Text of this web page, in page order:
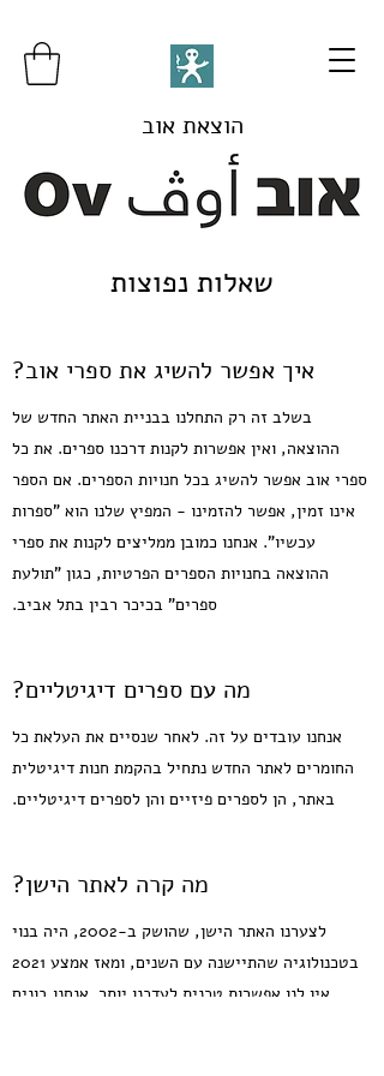
הוצאת אוב
שאלות נפוצות
איך אפשר להשיג את ספרי אוב?
בשלב זה רק התחלנו בבניית האתר החדש של
ההוצאה, ואין אפשרות לקנות דרכנו ספרים. את כל
ספרי אוב אפשר להשיג בכל חנויות הספרים. אם הספר
אינו זמין, אפשר להזמינו - המפיץ שלנו הוא "ספרות
עכשיו". אנחנו כמובן ממליצים לקנות את ספרי
ההוצאה בחנויות הספרים הפרטיות, כגון "תולעת
ספרים" בכיכר רבין בתל אביב.
מה עם ספרים דיגיטליים?
אנחנו עובדים על זה. לאחר שנסיים את העלאת כל
החומרים לאתר החדש נתחיל בהקמת חנות דיגיטלית
באתר, הן לספרים פיזיים והן לספרים דיגיטליים.
מה קרה לאתר הישן?
לצערנו האתר הישן, שהושק ב-2002, היה בנוי
בטכנולוגיה שהתיישנה עם השנים, ומאז אמצע 2021
אין לנו אפשרות טכנית לעדכנו יותר. אנחנו בונים